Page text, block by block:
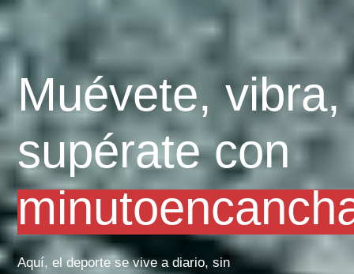
Muévete, vibra,
supérate con
Aquí, el deporte se vive a diario, sin